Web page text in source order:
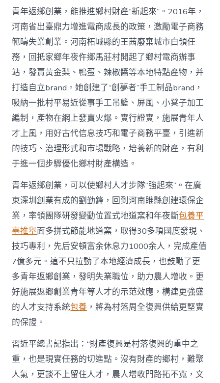
青年返鄉創業，能推進鄉村財產“新起來”。2016年，
河南省出臺鼎力增進電商成長的政策，激勵電子商務
範疇失業創業。河南柘城縣的王茜廢棄城市白領任
務，回抵家鄉年夜仵鄉馬莊村開起了鄉村電商辦事
站，發賣黃金梨、鴨蛋、辣椒醬等本地特點產物，并
打造自立brand。她創建了“創夢者”手工制品brand，
吸納一批村平易近從事手工吊籃、屏風、小凳子加工
編制，產物在網上發賣火爆。實行證實，施展青年人
才上風，用好古代信息技巧和電子商務平臺，引進新
的技巧、治理形式和市場戰略，培養新的財產，有利
于進一個步驟優化鄉村財產構造。
青年返鄉創業，可以使鄉村人才步隊“強起來”。在廣
東深圳創業有成的劉勤鋒，回到河南睢縣創建環保企
業，率領團隊研發變動位置式地道窯和年夜斷包養平
臺推舉面多拼式節能地道窯，取得30多項國度發現、
技巧專利，先后安頓富余休息力1000余人，完成產值
7億多元。這不只拉動了本地經濟成長，也鼓勵了更
多青年返鄉創業，發明失業職位，助力農人增收。更
好施展返鄉創業青年等人才的示范效應，構建更強盛
的人才支持系統包養 ，將為村落周全復興供給更堅實
的保證。
習近平總書記指出：“財產復興是村落復興的重中之
重，也是現實任務的切進點。沒有財產的鄉村，難聚
人氣，更談不上留住人才，農人增收門路拓不寬，文